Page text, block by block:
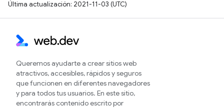
Última actualización: 2021-11-03 (UTC)
Queremos ayudarte a crear sitios web
atractivos, accesibles, rápidos y seguros
que funcionen en diferentes navegadores
y para todos tus usuarios. En este sitio,
encontrarás contenido escrito por